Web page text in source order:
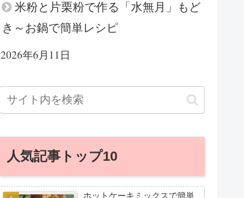
米粉と片栗粉で作る「水無月」もど
き～お鍋で簡単レシピ
2026年6月11日
人気記事トップ10
ホットケーキミックスで簡単